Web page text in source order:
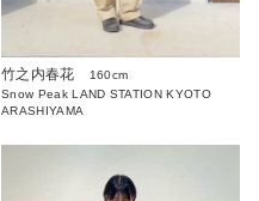
竹之内春花
160cm
Snow Peak LAND STATION KYOTO
ARASHIYAMA